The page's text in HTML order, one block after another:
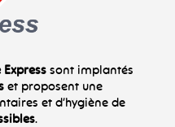
Expresssont implantés
et proposent une
et d’hygiène de
.